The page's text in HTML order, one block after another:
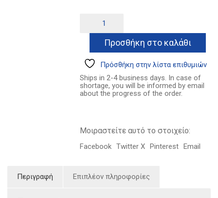
7.42€.είναι:
5.57€.
απογευματική
ανάπαυση
φαύνου
ποσότητα
Προσθήκη στο καλάθι
Πρόσθήκη στην λίστα επιθυμιών
Ships in 2-4 business days. In case of
shortage, you will be informed by email
about the progress of the order.
Μοιραστείτε αυτό το στοιχείο:
Facebook Twitter X Pinterest Email
Περιγραφή Επιπλέον πληροφορίες